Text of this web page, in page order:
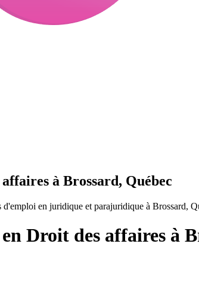
à Brossard, Québec
en juridique et parajuridique à Brossard,
Droit des affaires à